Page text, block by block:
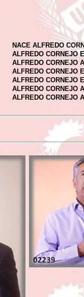
NACE ALFREDO
ALFREDO CORNEJO
ALFREDO CORNEJO
ALFREDO CORNEJO
ALFREDO CORNEJO
ALFREDO CORNEJO
ALFREDO CORNEJO